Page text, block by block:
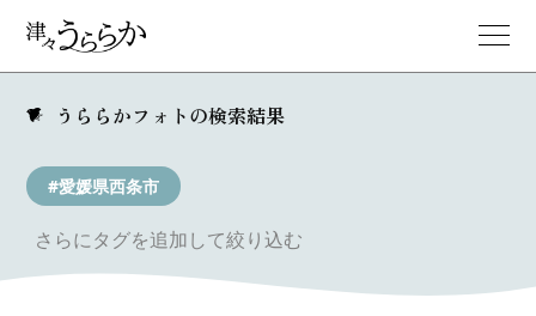
うららかフォトの検索結果
#愛媛県西条市
さらにタグを追加して絞り込む